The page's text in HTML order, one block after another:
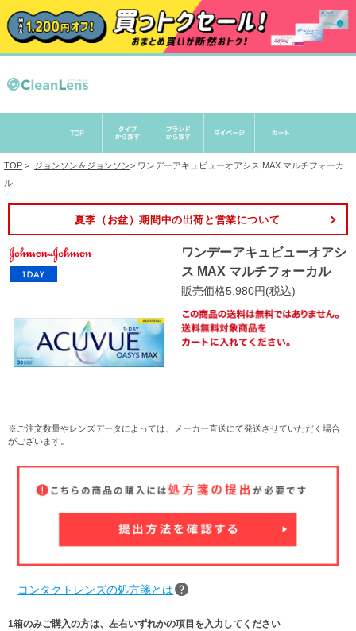
TOP > ジョンソン＆ジョンソン> ワンデーアキュビューオアシス MAX マルチフォーカ
ル
夏季（お盆）期間中の出荷と営業について
ワンデーアキュビューオアシ
ス MAX マルチフォーカル
販売価格5,980円(税込)
※ご注文数量やレンズデータによっては、メーカー直送にて発送させていただく場合
がございます。
コンタクトレンズの処方箋とは
1箱のみご購入の方は、左右いずれかの項目を入力してください